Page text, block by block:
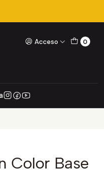
Acceso 0
Color Base